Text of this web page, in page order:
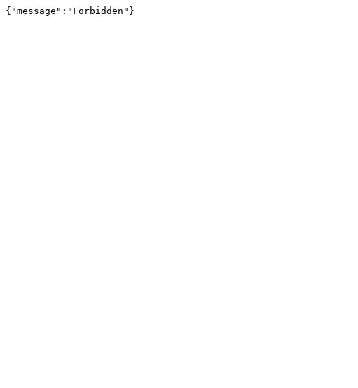
{"message":"Forbidden"}